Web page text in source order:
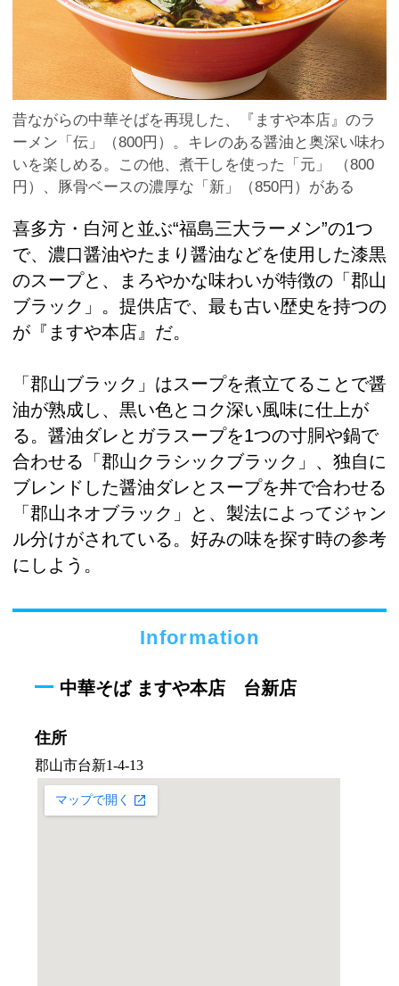
昔ながらの中華そばを再現した、『ますや本店』のラ
ーメン「伝」（800円）。キレのある醤油と奥深い味わ
いを楽しめる。この他、煮干しを使った「元」 （800
円）、豚骨ベースの濃厚な「新」（850円）がある
喜多方・白河と並ぶ“福島三大ラーメン”の1つ
で、濃口醤油やたまり醤油などを使用した漆黒
のスープと、まろやかな味わいが特徴の「郡山
ブラック」。提供店で、最も古い歴史を持つの
が『ますや本店』だ。
「郡山ブラック」はスープを煮立てることで醤
油が熟成し、黒い色とコク深い風味に仕上が
る。醤油ダレとガラスープを1つの寸胴や鍋で
合わせる「郡山クラシックブラック」、独自に
ブレンドした醤油ダレとスープを丼で合わせる
「郡山ネオブラック」と、製法によってジャン
ル分けがされている。好みの味を探す時の参考
にしよう。
Information
中華そば ますや本店 台新店
住所